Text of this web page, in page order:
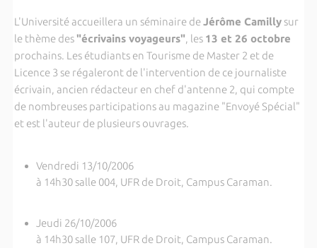
L'Université accueillera un séminaire deJérôme Camillysur
le thème des "écrivains voyageurs", les 13 et 26 octobre
prochains. Les étudiants en Tourisme de Master 2 et de
Licence 3 se régaleront de l'intervention de ce journaliste
écrivain, ancien rédacteur en chef d'antenne 2, qui compte
de nombreuses participations au magazine "Envoyé Spécial"
et est l'auteur de plusieurs ouvrages.
Vendredi 13/10/2006
à 14h30 salle 004, UFR de Droit, Campus Caraman.
Jeudi 26/10/2006
à 14h30 salle 107, UFR de Droit, Campus Caraman.